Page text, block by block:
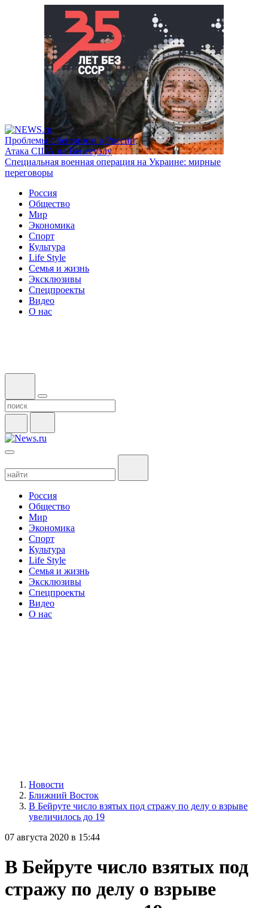
Проблемы с бензином в России
Атака США на Венесуэлу
Специальная военная операция на Украине: мирные
переговоры
Россия
Общество
Мир
Экономика
Спорт
Культура
Life Style
Семья и жизнь
Эксклюзивы
Спецпроекты
Видео
О нас
Россия
Общество
Мир
Экономика
Спорт
Культура
Life Style
Семья и жизнь
Эксклюзивы
Спецпроекты
Видео
О нас
Новости
Ближний Восток
В Бейруте число взятых под стражу по делу о взрыве
увеличилось до 19
07 августа 2020 в 15:44
В Бейруте число взятых под
стражу по делу о взрыве